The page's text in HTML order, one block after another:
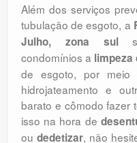
Além dos serviços
tubulação de esgoto, a
Julho, zona sul
condomínios a limpeza
de esgoto, por meio
hidrojateamento e
barato e cômodo fazer
isso na hora de
ou dedetizar, não